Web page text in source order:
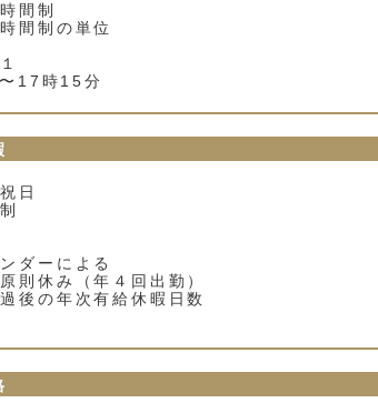
間制
間制の単位
17時15分
日
ダーによる
則休み（年４回出勤）
後の年次有給休暇日数